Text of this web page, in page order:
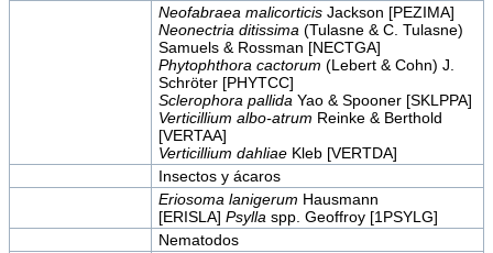
Neofabraea malicorticisJackson [PEZIMA]
Neonectria ditissima (Tulasne & C. Tulasne)
Samuels & Rossman [NECTGA]
Phytophthora cactorum (Lebert & Cohn) J.
Schröter [PHYTCC]
Sclerophora pallida Yao & Spooner [SKLPPA]
Verticillium albo-atrum Reinke & Berthold
[VERTAA]
Verticillium dahliaeKleb [VERTDA]
Insectos y ácaros
Eriosoma lanigerum Hausmann
[ERISLA] Psylla spp. Geoffroy [1PSYLG]
Nematodos